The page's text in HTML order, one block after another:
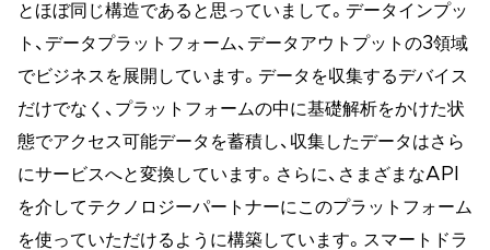
とほぼ同じ構造であると思っていまして。データインプッ
ト、データプラットフォーム、データアウトプットの3領域
でビジネスを展開しています。データを収集するデバイス
だけでなく、プラットフォームの中に基礎解析をかけた状
態でアクセス可能データを蓄積し、収集したデータはさら
にサービスへと変換しています。さらに、さまざまなAPI
を介してテクノロジーパートナーにこのプラットフォーム
を使っていただけるように構築しています。スマートドラ